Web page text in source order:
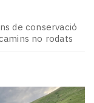
de conservació
no rodats